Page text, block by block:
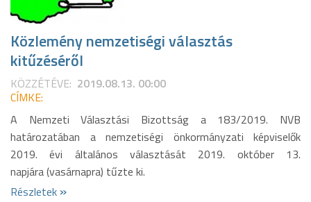
Közlemény nemzetiségi választás
kitűzéséről
KÖZZÉTÉVE: 2019.08.13. 00:00
CÍMKE:
A Nemzeti Választási Bizottság a 183/2019. NVB
határozatában a nemzetiségi önkormányzati képviselők
2019. évi általános választását 2019. október 13.
napjára (vasárnapra) tűzte ki.
Részletek »